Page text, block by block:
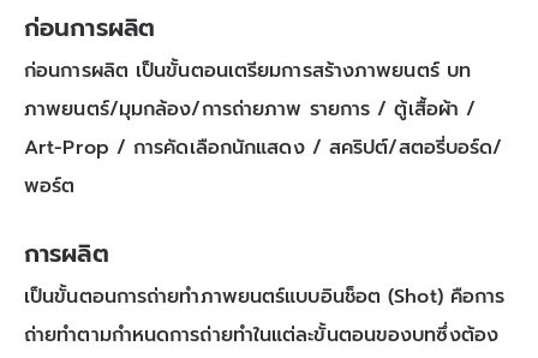
ก่อนการผลิต
ก่อนการผลิต เป็นขั้นตอนเตรียมการสร้างภาพยนตร์ บท
ภาพยนตร์/มุมกล้อง/การถ่ายภาพ รายการ / ตู้เสื้อผ้า /
Art-Prop / การคัดเลือกนักแสดง / สคริปต์/สตอรี่บอร์ด/
พอร์ต
การผลิต
เป็นขั้นตอนการถ่ายทำภาพยนตร์แบบอินช็อต (Shot) คือการ
ถ่ายทำตามกำหนดการถ่ายทำในแต่ละขั้นตอนของบทซึ่งต้อง